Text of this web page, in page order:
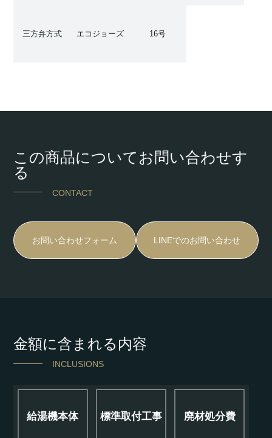
三方弁方式 エコジョーズ 16号
この商品についてお問い合わせす
る
CONTACT
お問い合わせフォーム LINEでのお問い合わせ
金額に含まれる内容
INCLUSIONS
給湯機本体 標準取付工事 廃材処分費